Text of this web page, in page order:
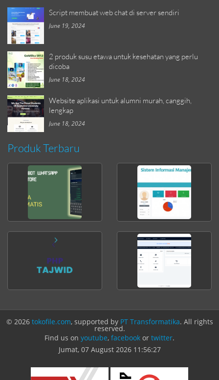
Script membuat web chat di server sendiri
June 19, 2024
2 produk susu etawa untuk kesehatan yang perlu
dicoba
June 18, 2024
Website aplikasi untuk alumni murah, canggih,
lengkap
June 18, 2024
Produk Terbaru
© 2026 tokofile.com, supported by PT Transformatika. All rights
reserved.
Find us on youtube, facebook or twitter.
Jumat, 07 August 2026 11:56:27